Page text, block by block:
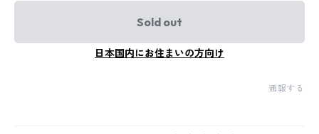
Sold out
日本国内にお住まいの方向け
通報する